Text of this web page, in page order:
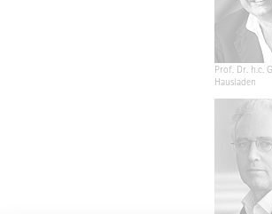
Prof. Dr. h.c.
Hausladen